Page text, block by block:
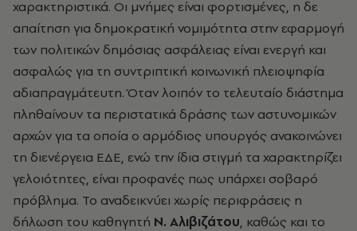
χαρακτηριστικά. Οι μνήμες είναι φορτισμένες, η δε
απαίτηση για δημοκρατική νομιμότητα στην εφαρμογή
των πολιτικών δημόσιας ασφάλειας είναι ενεργή και
ασφαλώς για τη συντριπτική κοινωνική πλειοψηφία
αδιαπραγμάτευτη. Όταν λοιπόν το τελευταίο διάστημα
πληθαίνουν τα περιστατικά δράσης των αστυνομικών
αρχών για τα οποία ο αρμόδιος υπουργός ανακοινώνει
τη διενέργεια ΕΔΕ, ενώ την ίδια στιγμή τα χαρακτηρίζει
γελοιότητες, είναι προφανές πως υπάρχει σοβαρό
πρόβλημα. Το αναδεικνύει χωρίς περιφράσεις η
δήλωση του καθηγητή Ν. Αλιβιζάτου, καθώς και το